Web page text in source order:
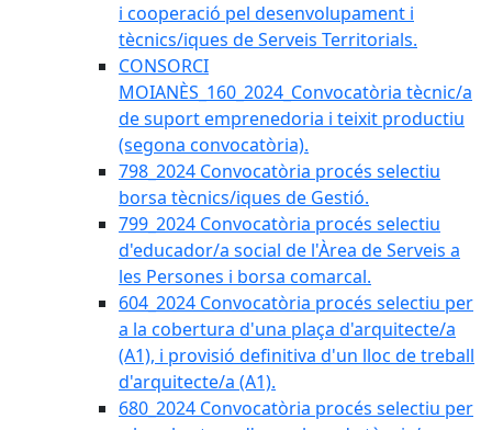
i cooperació pel desenvolupament i
tècnics/iques de Serveis Territorials.
CONSORCI
MOIANÈS_160_2024_Convocatòria tècnic/a
de suport emprenedoria i teixit productiu
(segona convocatòria).
798_2024 Convocatòria procés selectiu
borsa tècnics/iques de Gestió.
799_2024 Convocatòria procés selectiu
d'educador/a social de l'Àrea de Serveis a
les Persones i borsa comarcal.
604_2024 Convocatòria procés selectiu per
a la cobertura d'una plaça d'arquitecte/a
(A1), i provisió definitiva d'un lloc de treball
d'arquitecte/a (A1).
680_2024 Convocatòria procés selectiu per